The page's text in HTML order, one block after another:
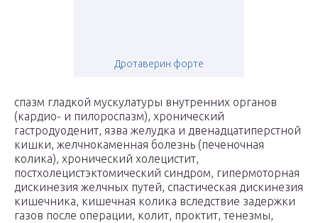
Дротаверин форте
спазм гладкой мускулатуры внутренних органов
(кардио- и пилороспазм), хронический
гастродуоденит, язва желудка и двенадцатиперстной
кишки, желчнокаменная болезнь (печеночная
колика), хронический холецистит,
постхолецистэктомический синдром, гипермоторная
дискинезия желчных путей, спастическая дискинезия
кишечника, кишечная колика вследствие задержки
газов после операции, колит, проктит, тенезмы,